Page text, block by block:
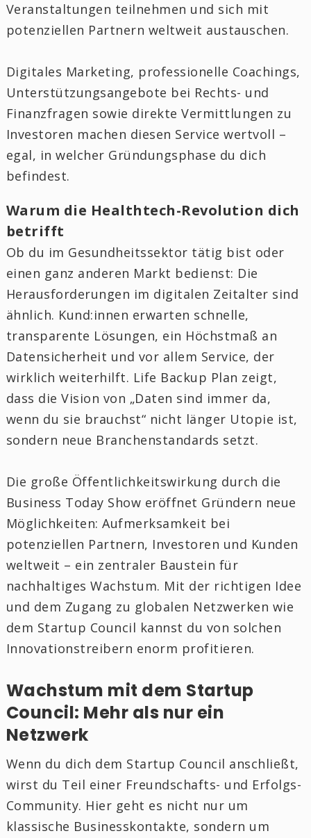
Veranstaltungen teilnehmen und sich mit
potenziellen Partnern weltweit austauschen.
Digitales Marketing, professionelle Coachings,
Unterstützungsangebote bei Rechts- und
Finanzfragen sowie direkte Vermittlungen zu
Investoren machen diesen Service wertvoll –
egal, in welcher Gründungsphase du dich
befindest.
Warum die Healthtech-Revolution dich
betrifft
Ob du im Gesundheitssektor tätig bist oder
einen ganz anderen Markt bedienst: Die
Herausforderungen im digitalen Zeitalter sind
ähnlich. Kund:innen erwarten schnelle,
transparente Lösungen, ein Höchstmaß an
Datensicherheit und vor allem Service, der
wirklich weiterhilft. Life Backup Plan zeigt,
dass die Vision von „Daten sind immer da,
wenn du sie brauchst“ nicht länger Utopie ist,
sondern neue Branchenstandards setzt.
Die große Öffentlichkeitswirkung durch die
Business Today Show eröffnet Gründern neue
Möglichkeiten: Aufmerksamkeit bei
potenziellen Partnern, Investoren und Kunden
weltweit – ein zentraler Baustein für
nachhaltiges Wachstum. Mit der richtigen Idee
und dem Zugang zu globalen Netzwerken wie
dem Startup Council kannst du von solchen
Innovationstreibern enorm profitieren.
Wachstum mit dem Startup
Council: Mehr als nur ein
Netzwerk
Wenn du dich dem Startup Council anschließt,
wirst du Teil einer Freundschafts- und Erfolgs-
Community. Hier geht es nicht nur um
klassische Businesskontakte, sondern um